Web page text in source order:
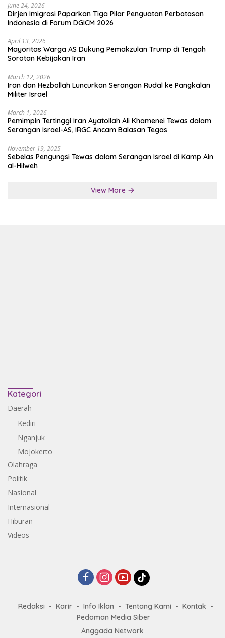
June 24, 2026
Dirjen Imigrasi Paparkan Tiga Pilar Penguatan Perbatasan
Indonesia di Forum DGICM 2026
April 13, 2026
Mayoritas Warga AS Dukung Pemakzulan Trump di Tengah
Sorotan Kebijakan Iran
March 12, 2026
Iran dan Hezbollah Luncurkan Serangan Rudal ke Pangkalan
Militer Israel
March 1, 2026
Pemimpin Tertinggi Iran Ayatollah Ali Khamenei Tewas dalam
Serangan Israel-AS, IRGC Ancam Balasan Tegas
November 19, 2025
Sebelas Pengungsi Tewas dalam Serangan Israel di Kamp Ain
al-Hilweh
View More
Kategori
Daerah
Kediri
Nganjuk
Mojokerto
Olahraga
Politik
Nasional
Internasional
Hiburan
Videos
Redaksi Karir Info Iklan Tentang Kami
Kontak
Pedoman Media Siber
Anggada Network